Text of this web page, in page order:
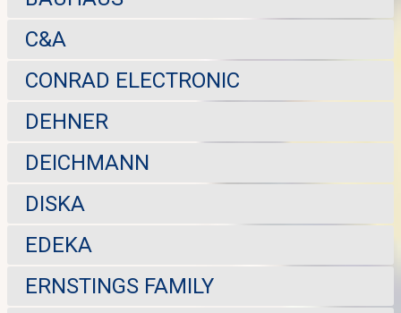
C&A
CONRAD ELECTRONIC
DEHNER
DEICHMANN
DISKA
EDEKA
ERNSTINGS FAMILY